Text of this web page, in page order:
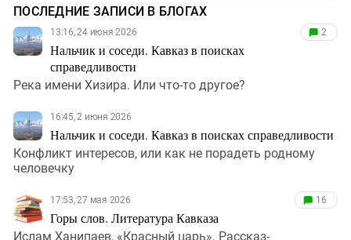
ПОСЛЕДНИЕ ЗАПИСИ В БЛОГАХ
13:16, 24 июня 2026
Нальчик и соседи. Кавказ в поисках
справедливости
2
Река имени Хизира. Или что-то другое?
16:45, 2 июня 2026
Нальчик и соседи. Кавказ в поисках справедливости
Конфликт интересов, или как не порадеть родному
человечку
17:53, 27 мая 2026
Горы слов. Литература Кавказа
16
Ислам Ханипаев, «Красный царь». Рассказ-